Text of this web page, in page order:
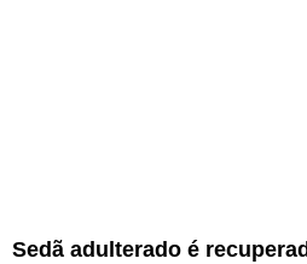
Sedã adulterado é